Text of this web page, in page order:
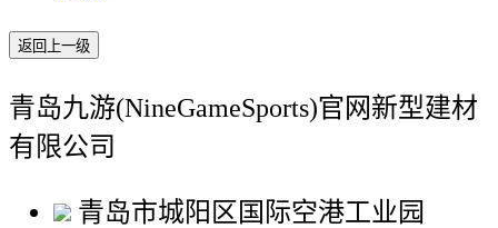
返回上一级
青岛九游(NineGameSports)官网新型建材
有限公司
青岛市城阳区国际空港工业园